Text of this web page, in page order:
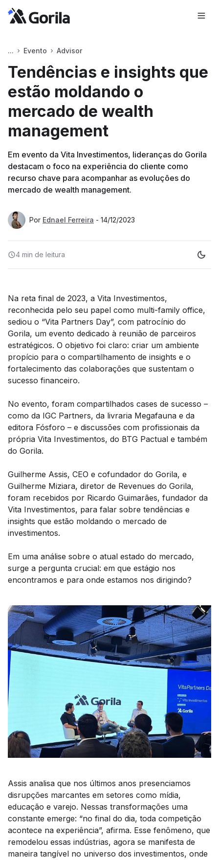
Evento Advisor
Tendências e insights que
estão moldando o
mercado de wealth
management
Em evento da Vita Investimentos, lideranças do Gorila
destacam o foco na experiência do cliente como
recurso chave para acompanhar as evoluções do
mercado de wealth management.
Por Ednael Ferreira - 14/12/2023
4 min de leitura
Na reta final de 2023, a Vita Investimentos,
reconhecida pelo seu papel como multi-family office,
sediou o “Vita Partners Day”, com patrocínio do
Gorila, um evento dedicado à reunião de parceiros
estratégicos. O objetivo foi claro: criar um ambiente
propício para o compartilhamento de insights e o
fortalecimento das colaborações que sustentam o
sucesso financeiro.
No evento, foram compartilhados cases de sucesso –
como da IGC Partners, da livraria Megafauna e da
editora Fósforo – e discussões com profissionais da
própria Vita Investimentos, do BTG Pactual e também
do Gorila.
Guilherme Assis, CEO e cofundador do Gorila, e
Guilherme Miziara, diretor de Revenues do Gorila,
foram recebidos por Ricardo Guimarães, fundador da
Vita Investimentos, para falar sobre tendências e
insights que estão moldando o mercado de
investimentos.
Em uma análise sobre o atual estado do mercado,
surge a pergunta crucial: em que estágio nos
encontramos e para onde estamos nos dirigindo?
Assis analisa que nos últimos anos presenciamos
disrupções marcantes em setores como mídia,
educação e varejo. Nessas transformações uma
constante emerge: “no final do dia, toda competição
acontece na experiência”, afirma. Esse fenômeno, que
remodelou essas indústrias, agora se manifesta de
maneira tangível no universo dos investimentos, onde